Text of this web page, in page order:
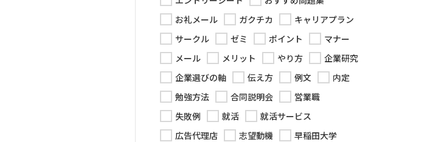
お礼メール
ガクチカ
キャリアプラン
サークル
ゼミ ポイント
マナー
メール
メリット やり方
企業研究
企業選びの軸
伝え方 例文
内定
勉強方法
合同説明会
営業職
失敗例
就活
就活サービス
広告代理店
志望動機
早稲田大学